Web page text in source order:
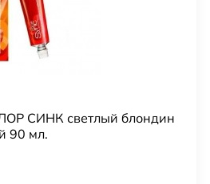
СИНК светлый блондин
90 мл.